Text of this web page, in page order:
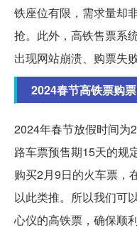
铁座位有限，需求量却
抢。此外，高铁售票系
出现网站崩溃、购票失
2024春节高铁票购
2024年春节放假时间为
路车票预售期15天的规
购买2月9日的火车票，
以此类推。所以我们可
心仪的高铁票，确保顺利